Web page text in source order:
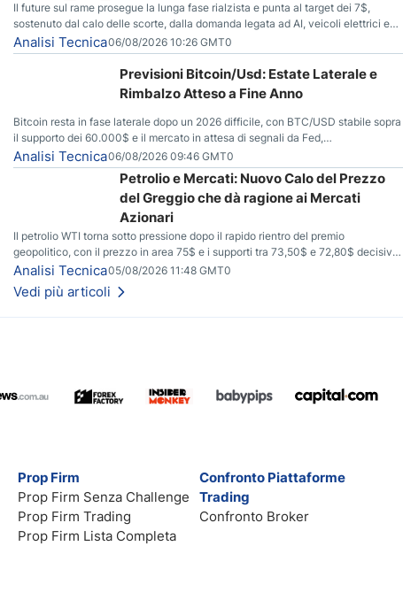
Il future sul rame prosegue la lunga fase rialzista e punta al target dei 7$,
sostenuto dal calo delle scorte, dalla domanda legata ad AI, veicoli elettrici e
reti energetiche, e dai timori di deficit produttivo dal 2028.
Analisi Tecnica06/08/2026 10:26 GMT0
Previsioni Bitcoin/Usd: Estate Laterale e
Rimbalzo Atteso a Fine Anno
Bitcoin resta in fase laterale dopo un 2026 difficile, con BTC/USD stabile sopra
il supporto dei 60.000$ e il mercato in attesa di segnali da Fed,
regolamentazione USA ed elezioni di medio termine.
Analisi Tecnica06/08/2026 09:46 GMT0
Petrolio e Mercati: Nuovo Calo del Prezzo
del Greggio che dà ragione ai Mercati
Azionari
Il petrolio WTI torna sotto pressione dopo il rapido rientro del premio
geopolitico, con il prezzo in area 75$ e i supporti tra 73,50$ e 72,80$ decisivi
per capire se il ribasso potrà estendersi verso quota 70$.
Analisi Tecnica05/08/2026 11:48 GMT0
Vedi più articoli
Prop Firm
Prop Firm Senza Challenge
Prop Firm Trading
Prop Firm Lista Completa
Confronto Piattaforme
Trading
Confronto Broker